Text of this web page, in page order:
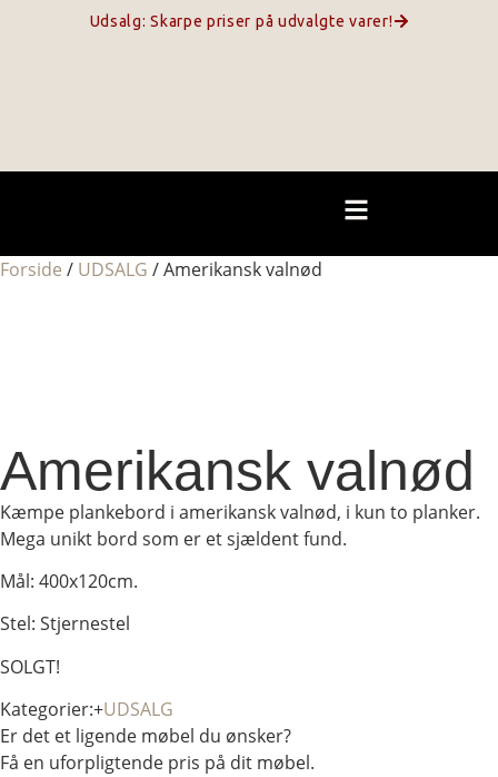
Udsalg: Skarpe priser på udvalgte varer!
Forside / UDSALG / Amerikansk valnød
Amerikansk valnød
Kæmpe plankebord i amerikansk valnød, i kun to planker.
Mega unikt bord som er et sjældent fund.
Mål: 400x120cm.
Stel: Stjernestel
SOLGT!
Kategorier:+UDSALG
Er det et ligende møbel du ønsker?
Få en uforpligtende pris på dit møbel.